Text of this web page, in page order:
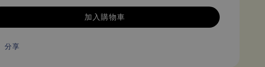
加入購物車
分享